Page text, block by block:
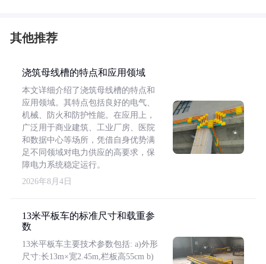
其他推荐
浇筑母线槽的特点和应用领域
本文详细介绍了浇筑母线槽的特点和
应用领域。其特点包括良好的电气、
机械、防火和防护性能。在应用上，
广泛用于商业建筑、工业厂房、医院
和数据中心等场所，凭借自身优势满
足不同领域对电力供应的高要求，保
障电力系统稳定运行。
2026年8月4日
13米平板车的标准尺寸和载重参
数
13米平板车主要技术参数包括: a)外形
尺寸:长13m×宽2.45m,栏板高55cm b)